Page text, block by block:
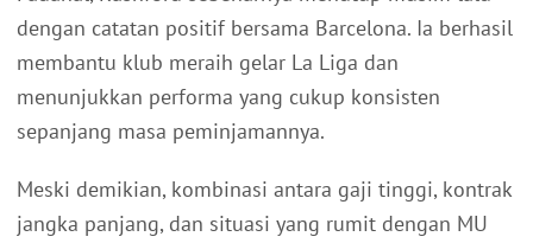
dengan catatan positif bersama Barcelona. Ia berhasil
membantu klub meraih gelar La Liga dan
menunjukkan performa yang cukup konsisten
sepanjang masa peminjamannya.
Meski demikian, kombinasi antara gaji tinggi, kontrak
jangka panjang, dan situasi yang rumit dengan MU